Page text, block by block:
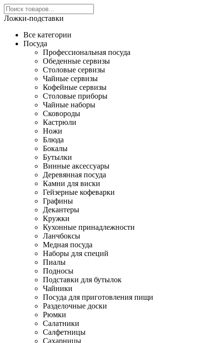
Ложки-подставки
Все категории
Посуда
Профессиональная посуда
Обеденные сервизы
Столовые сервизы
Чайные сервизы
Кофейные сервизы
Столовые приборы
Чайные наборы
Сковороды
Кастрюли
Ножи
Блюда
Бокалы
Бутылки
Винные аксессуары
Деревянная посуда
Камни для виски
Гейзерные кофеварки
Графины
Декантеры
Кружки
Кухонные принадлежности
Ланчбоксы
Медная посуда
Наборы для специй
Пиалы
Подносы
Подставки для бутылок
Чайники
Посуда для приготовления пищи
Разделочные доски
Рюмки
Салатники
Салфетницы
Сахарницы